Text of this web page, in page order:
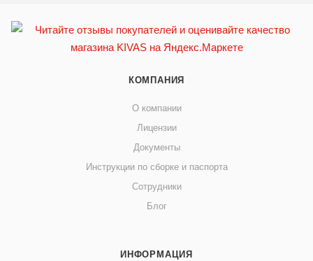
КОМПАНИЯ
О компании
Лицензии
Документы
Инструкции по сборке и паспорта
Сотрудники
Блог
ИНФОРМАЦИЯ